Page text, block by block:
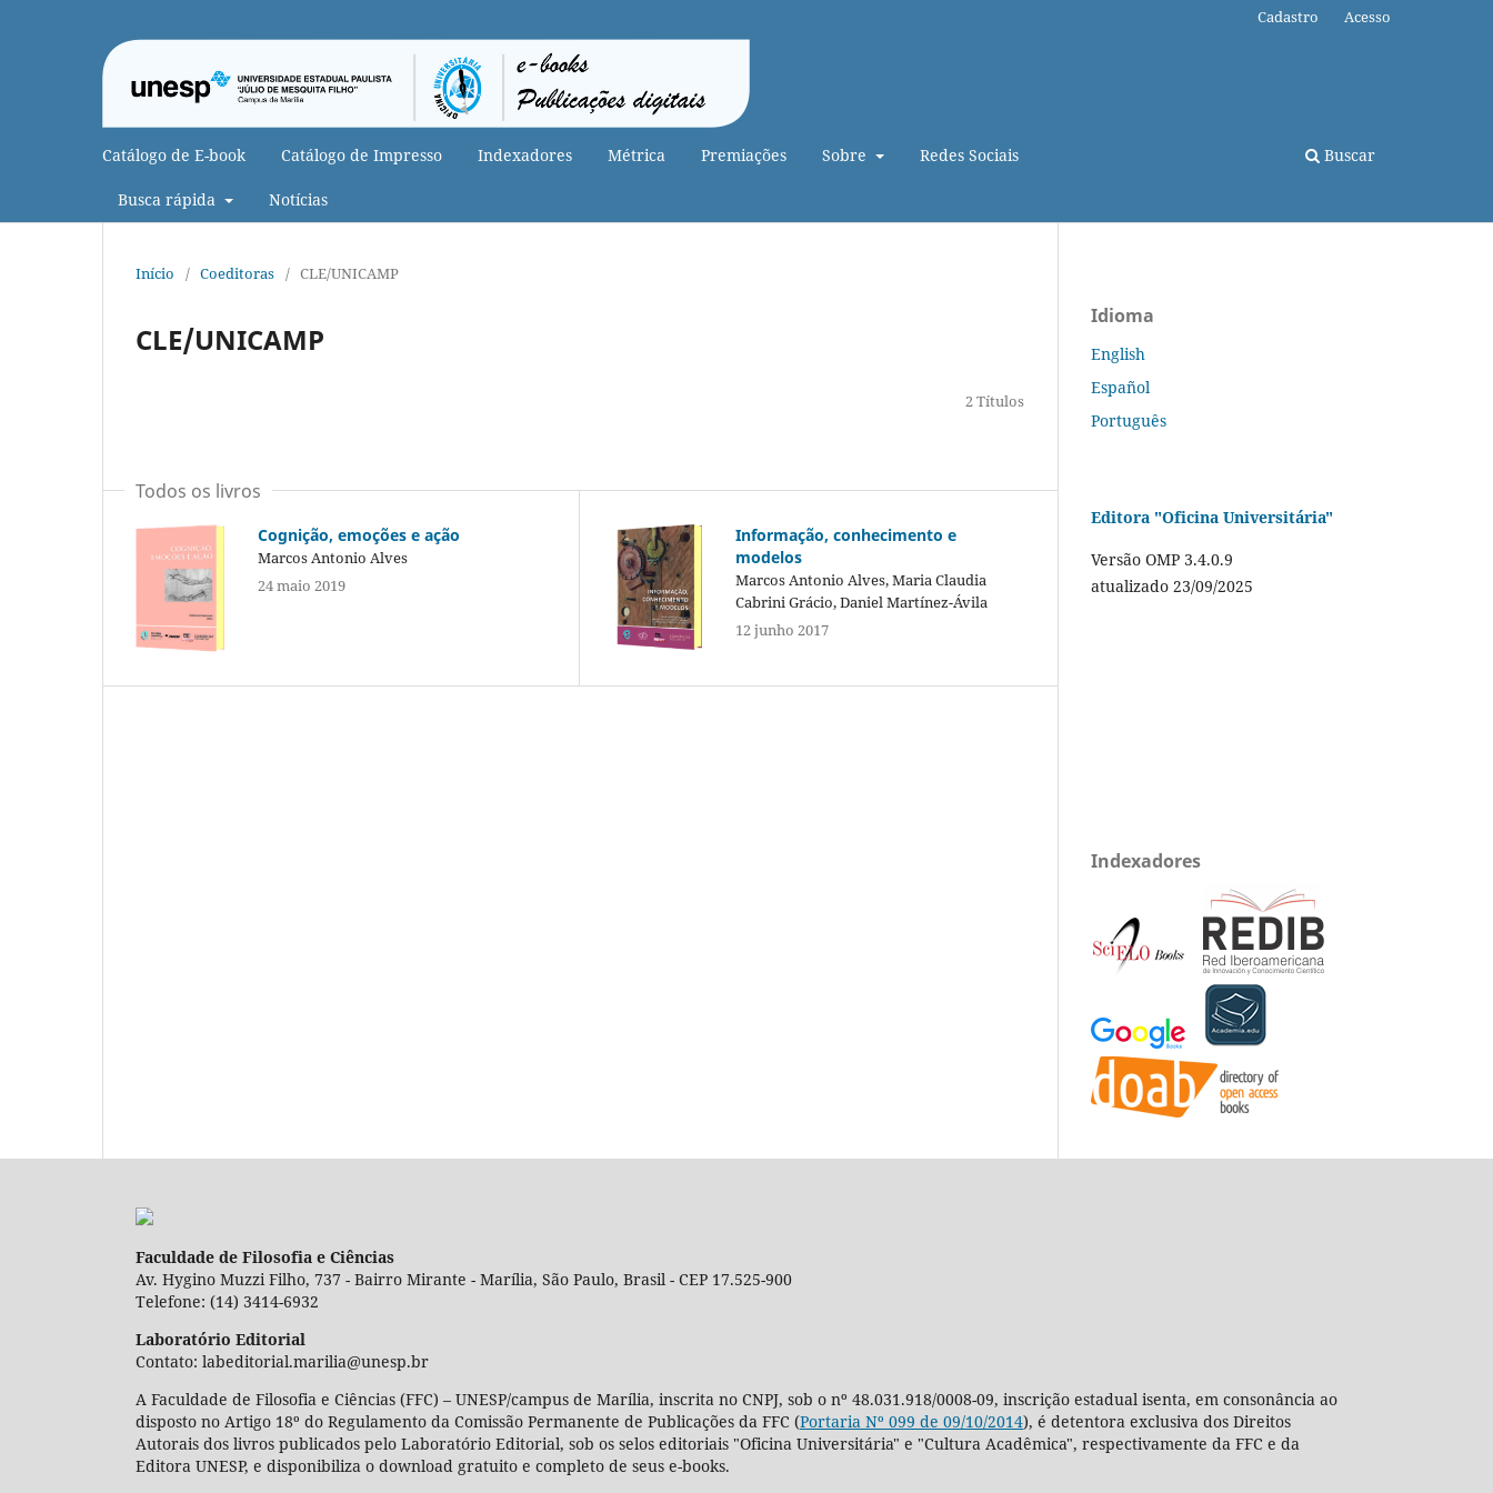
Catálogo de E-book Catálogo de Impresso Indexadores Métrica Premiações Sobre Redes Sociais
Busca rápida Notícias
Buscar
Cadastro Acesso
Início / Coeditoras / CLE/UNICAMP
CLE/UNICAMP
2 Títulos
Todos os livros
Cognição, emoções e ação
Marcos Antonio Alves
24 maio 2019
Informação, conhecimento e
modelos
Marcos Antonio Alves, Maria Claudia
Cabrini Grácio, Daniel Martínez-Ávila
12 junho 2017
Idioma
English
Español
Português
Editora "Oficina Universitária"
Versão OMP 3.4.0.9
atualizado 23/09/2025
Indexadores
Faculdade de Filosofia e Ciências
Av. Hygino Muzzi Filho, 737 - Bairro Mirante - Marília, São Paulo, Brasil - CEP 17.525-900
Telefone: (14) 3414-6932
Laboratório Editorial
Contato: labeditorial.marilia@unesp.br
A Faculdade de Filosofia e Ciências (FFC) – UNESP/campus de Marília, inscrita no CNPJ, sob o nº 48.031.918/0008-09, inscrição estadual isenta, em consonância ao
disposto no Artigo 18º do Regulamento da Comissão Permanente de Publicações da FFC (Portaria Nº 099 de 09/10/2014), é detentora exclusiva dos Direitos
Autorais dos livros publicados pelo Laboratório Editorial, sob os selos editoriais "Oficina Universitária" e "Cultura Acadêmica", respectivamente da FFC e da
Editora UNESP, e disponibiliza o download gratuito e completo de seus e-books.